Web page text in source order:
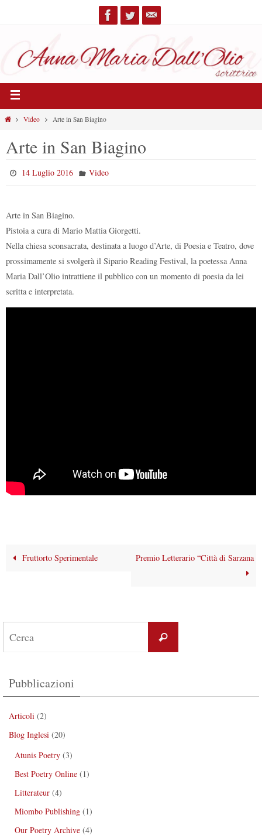
Video Arte in San Biagino
Arte in San Biagino
14 Luglio 2016 Video
Arte in San Biagino.
Pistoia a cura di Mario Mattia Giorgetti.
Nella chiesa sconsacrata, destinata a luogo d’Arte, di Poesia e Teatro, dove
prossimamente si svolgerà il Sipario Reading Festival, la poetessa Anna
Maria Dall’Olio intrattiene il pubblico con un momento di poesia da lei
scritta e interpretata.
Fruttorto Sperimentale Premio Letterario “Città di Sarzana
Pubblicazioni
Articoli (2)
Blog Inglesi (20)
Atunis Poetry (3)
Best Poetry Online (1)
Litterateur (4)
Miombo Publishing (1)
Our Poetry Archive (4)